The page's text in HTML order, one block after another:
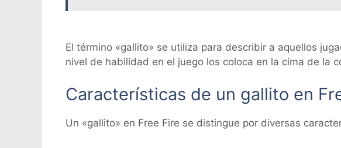
El término «gallito» se utiliza para describir a aquellos
nivel de habilidad en el juego los coloca en la cima de la
Características de un gallito en
Un «gallito» en Free Fire se distingue por diversas